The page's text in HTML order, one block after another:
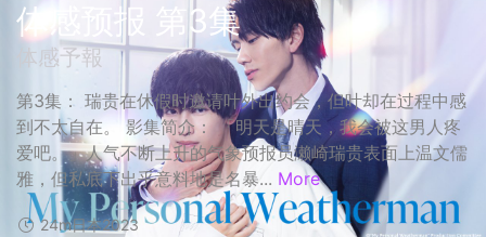
体感预报 第3集
体感予報
第3集： 瑞贵在休假时邀请叶外出约会，但叶却在过程中感
到不太自在。 影集简介： 「明天是晴天，我会被这男人疼
爱吧。」人气不断上升的气象预报员濑崎瑞贵表面上温文儒
雅，但私底下出乎意料地是名暴... More
24m日本2023